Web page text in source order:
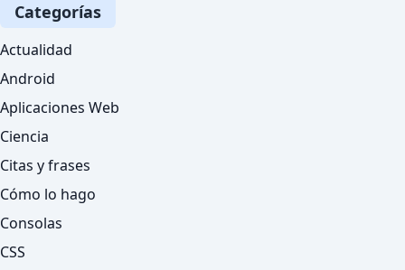
Categorías
Actualidad
Android
Aplicaciones Web
Ciencia
Citas y frases
Cómo lo hago
Consolas
CSS